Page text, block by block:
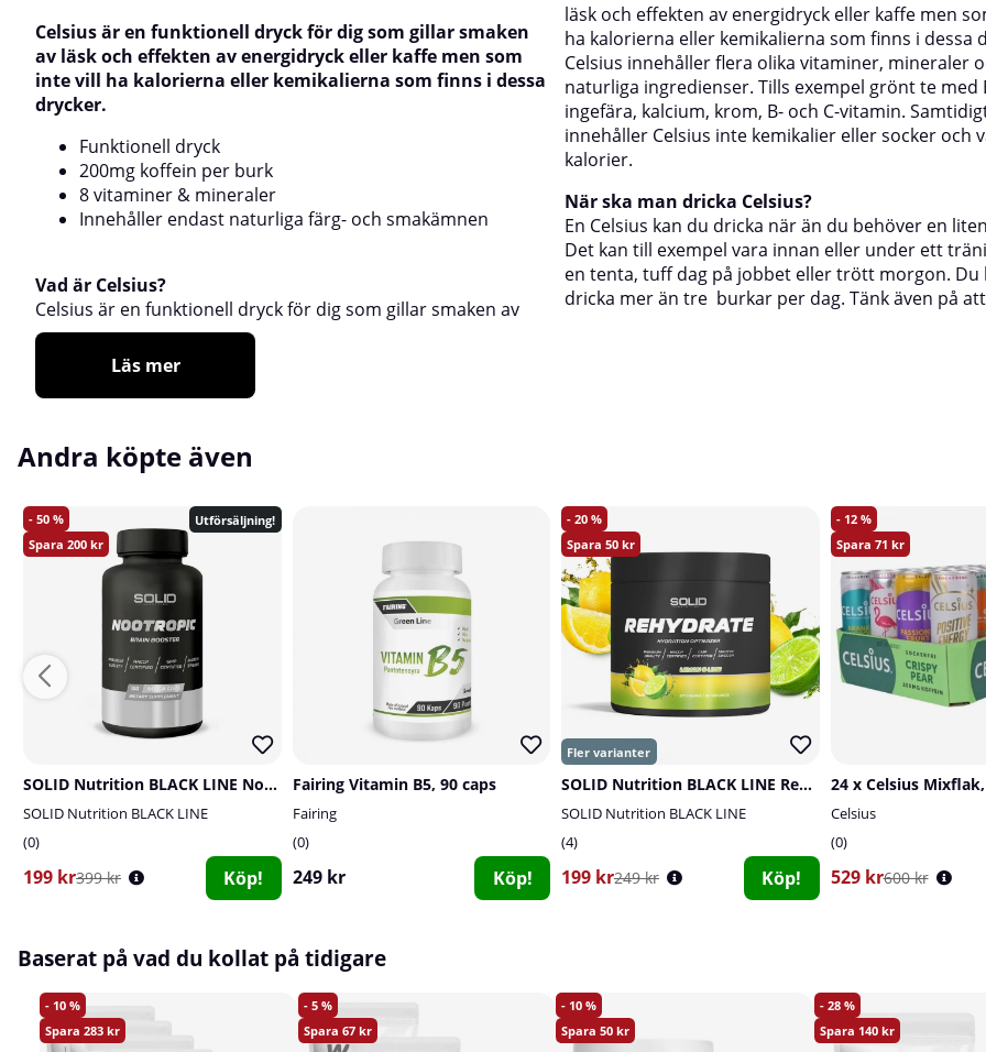
Celsiusär en funktionell dryck för dig som gillar smaken
av läsk och effekten av energidryck eller kaffe men som
inte vill ha kalorierna eller kemikalierna som finns i dessa
drycker.
Funktionell dryck
200mg koffein per burk
8 vitaminer & mineraler
Innehåller endast naturliga färg- och smakämnen
Vad är Celsius?
Celsius är en funktionell dryck för dig som gillar smaken av
läsk och effekten av energidryck eller kaffe men
ha kalorierna eller kemikalierna som finns i dessa
Celsius innehåller flera olika vitaminer, mineraler
naturliga ingredienser. Tills exempel grönt te med
ingefära, kalcium, krom, B- och C-vitamin.
innehåller Celsius inte kemikalier eller socker och
kalorier.
När ska man dricka Celsius?
En Celsius kan du dricka när än du behöver en
Det kan till exempel vara innan eller under ett
en tenta, tuff dag på jobbet eller trött morgon. Du
dricka mer än tre burkar per dag. Tänk även på
Läs mer
Andra köpte även
50
200
Utförsäljning!
SOLID Nutrition BLACK LINE Nootropic, 100 mega caps
SOLID Nutrition BLACK LINE
0
199 kr399 kr Köp!
Fairing Vitamin B5, 90 caps
Fairing
0
249 kr Köp!
20
50
SOLID Nutrition BLACK LINE Rehydrate, 270 g
SOLID Nutrition BLACK LINE
4
199 kr249 kr Köp!
12
71
24 x Celsius
Celsius
0
529 kr600 kr
Baserat på vad du kollat på tidigare
10
283
5
67
10
50
28
140